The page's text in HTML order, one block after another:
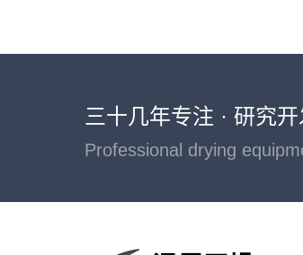
三十几年专注 · 研究
Professional drying